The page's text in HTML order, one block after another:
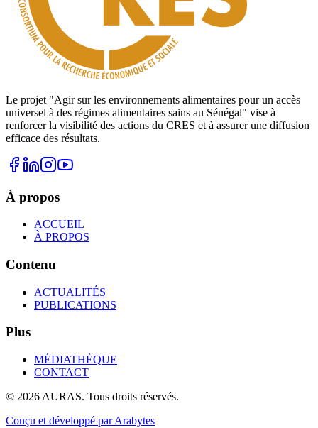
Le projet "Agir sur les environnements alimentaires pour un accès
universel à des régimes alimentaires sains au Sénégal" vise à
renforcer la visibilité des actions du CRES et à assurer une diffusion
efficace des résultats.
À propos
ACCUEIL
À PROPOS
Contenu
ACTUALITÉS
PUBLICATIONS
Plus
MÉDIATHÈQUE
CONTACT
© 2026 AURAS. Tous droits réservés.
Conçu et développé par Arabytes